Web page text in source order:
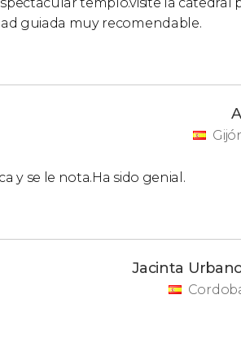
guiada muy recomendable.
y se le nota.Ha sido genial.
Jacinta